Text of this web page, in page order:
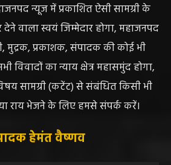
न्यूज में प्रकाशित ऐसी सामग्री के
वाला स्वयं जिम्मेदार होगा, महाजनपद
मुद्रक, प्रकाशक, संपादक की कोई भी
विवादों का न्याय क्षेत्र महासमुंद होगा,
सामग्री (कटेंट) से संबंधित किसी भी
राय भेजने के लिए हमसे संपर्क करें।
हेमंत वैष्णव